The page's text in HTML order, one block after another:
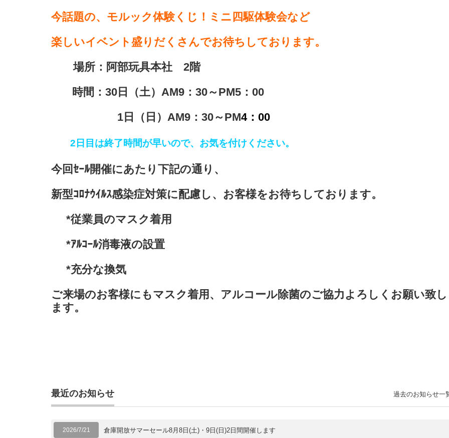
今話題の、モルック体験くじ！ミニ四駆体験会など
楽しいイベント盛りだくさんでお待ちしております。
場所：阿部玩具本社 2階
時間：30日（土）AM9：30～PM5：00
1日（日）AM9：30～PM4：00
2日目は終了時間が早いので、お気を付けください。
今回ｾｰﾙ開催にあたり下記の通り、
新型ｺﾛﾅｳｲﾙｽ感染症対策に配慮し、お客様をお待ちしております。
*従業員のマスク着用
*ｱﾙｺｰﾙ消毒液の設置
*充分な換気
ご来場のお客様にもマスク着用、アルコール除菌のご協力よろしくお願い致し
ます。
最近のお知らせ
2026/7/21 倉庫開放サマーセール8月8日(土)・9日(日)2日間開催します
過去のお知らせ一